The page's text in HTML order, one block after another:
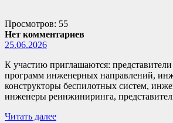
Просмотров: 55
Нет комментариев
25.06.2026
К участию приглашаются: представители
программ инженерных направлений,
конструкторы беспилотных систем,
инженеры реинжиниринга,
Читать далее